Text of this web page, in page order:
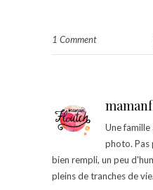
1 Comment
Une
photo. Pas
bien rempli, un peu
pleins de tranches de vie.